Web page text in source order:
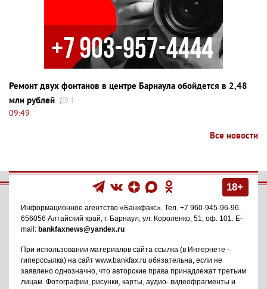
Ремонт двух фонтанов в центре Барнаула обойдется в 2,48
млн рублей
1
09:49
Все новости
18+
Информационное агентство «Банкфакс». Тел. +7 960-945-96-96.
656056 Алтайский край, г. Барнаул, ул. Короленко, 51, оф. 101. E-
mail: bankfaxnews@yandex.ru
При использовании материалов сайта ссылка (в Интернете -
гиперссылка) на сайт www.bankfax.ru обязательна, если не
заявлено однозначно, что авторские права принадлежат третьим
лицам. Фотографии, рисунки, карты, аудио- видеофрагменты и